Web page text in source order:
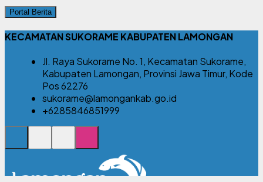
Portal Berita
KECAMATAN SUKORAME KABUPATEN LAMONGAN
Jl. Raya Sukorame No. 1, Kecamatan Sukorame,
Kabupaten Lamongan, Provinsi Jawa Timur, Kode
Pos 62276
sukorame@lamongankab.go.id
+6285846851999